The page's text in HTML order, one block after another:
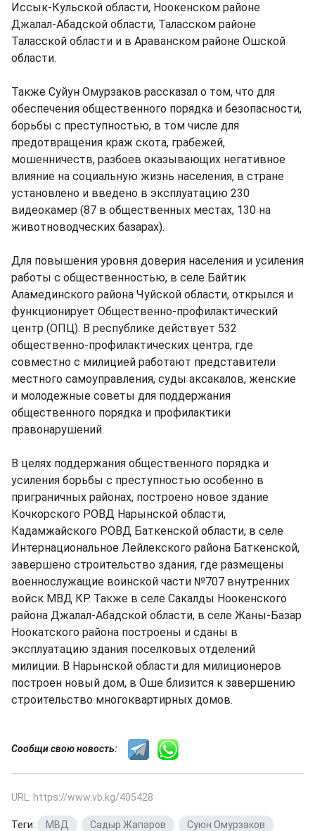
Иссык-Кульской области, Ноокенском районе
Джалал-Абадской области, Таласском районе
Таласской области и в Араванском районе Ошской
области.
Также Суйун Омурзаков рассказал о том, что для
обеспечения общественного порядка и безопасности,
борьбы с преступностью, в том числе для
предотвращения краж скота, грабежей,
мошенничеств, разбоев оказывающих негативное
влияние на социальную жизнь населения, в стране
установлено и введено в эксплуатацию 230
видеокамер (87 в общественных местах, 130 на
животноводческих базарах).
Для повышения уровня доверия населения и усиления
работы с общественностью, в селе Байтик
Аламединского района Чуйской области, открылся и
функционирует Общественно-профилактический
центр (ОПЦ). В республике действует 532
общественно-профилактических центра, где
совместно с милицией работают представители
местного самоуправления, суды аксакалов, женские
и молодежные советы для поддержания
общественного порядка и профилактики
правонарушений.
В целях поддержания общественного порядка и
усиления борьбы с преступностью особенно в
приграничных районах, построено новое здание
Кочкорского РОВД Нарынской области,
Кадамжайского РОВД Баткенской области, в селе
Интернациональное Лейлекского района Баткенской,
завершено строительство здания, где размещены
военнослужащие воинской части №707 внутренних
войск МВД КР. Также в селе Сакалды Ноокенского
района Джалал-Абадской области, в селе Жаны-Базар
Ноокатского района построены и сданы в
эксплуатацию здания поселковых отделений
милиции. В Нарынской области для милиционеров
построен новый дом, в Оше близится к завершению
строительство многоквартирных домов.
Сообщи свою новость:
URL: https://www.vb.kg/405428
Теги: МВД Садыр Жапаров Суюн Омурзаков